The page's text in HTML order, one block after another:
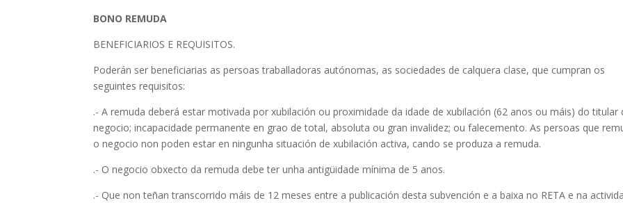
BONO REMUDA
BENEFICIARIOS E REQUISITOS.
Poderán ser beneficiarias as persoas traballadoras autónomas, as sociedades de calquera clase, que cumpran os
seguintes requisitos:
.- A remuda deberá estar motivada por xubilación ou proximidade da idade de xubilación (62 anos ou máis) do titular
negocio; incapacidade permanente en grao de total, absoluta ou gran invalidez; ou falecemento. As persoas que
o negocio non poden estar en ningunha situación de xubilación activa, cando se produza a remuda.
.- O negocio obxecto da remuda debe ter unha antigüidade mínima de 5 anos.
.- Que non teñan transcorrido máis de 12 meses entre a publicación desta subvención e a baixa no RETA e na